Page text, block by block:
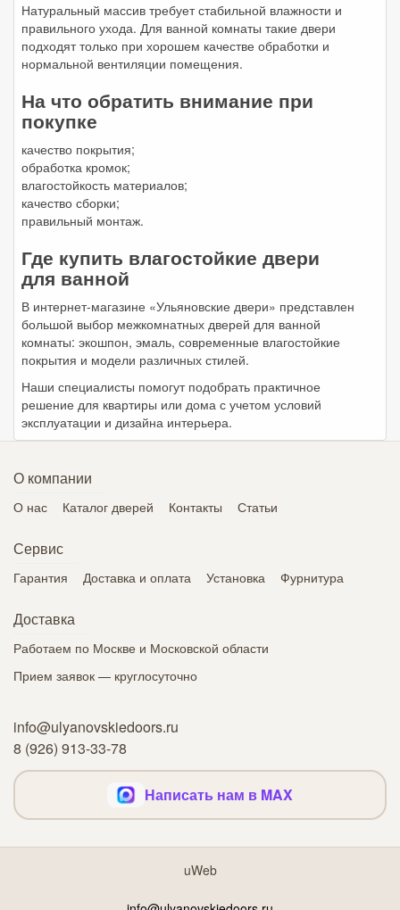
Натуральный массив требует стабильной влажности и
правильного ухода. Для ванной комнаты такие двери
подходят только при хорошем качестве обработки и
нормальной вентиляции помещения.
На что обратить внимание при
покупке
качество покрытия;
обработка кромок;
влагостойкость материалов;
качество сборки;
правильный монтаж.
Где купить влагостойкие двери
для ванной
В интернет-магазине «Ульяновские двери» представлен
большой выбор межкомнатных дверей для ванной
комнаты: экошпон, эмаль, современные влагостойкие
покрытия и модели различных стилей.
Наши специалисты помогут подобрать практичное
решение для квартиры или дома с учетом условий
эксплуатации и дизайна интерьера.
О компании
О нас Каталог дверей Контакты Статьи
Сервис
Гарантия Доставка и оплата Установка Фурнитура
Доставка
Работаем по Москве и Московской области
Прием заявок — круглосуточно
info@ulyanovskiedoors.ru
8 (926) 913-33-78
Написать нам в MAX
uWeb